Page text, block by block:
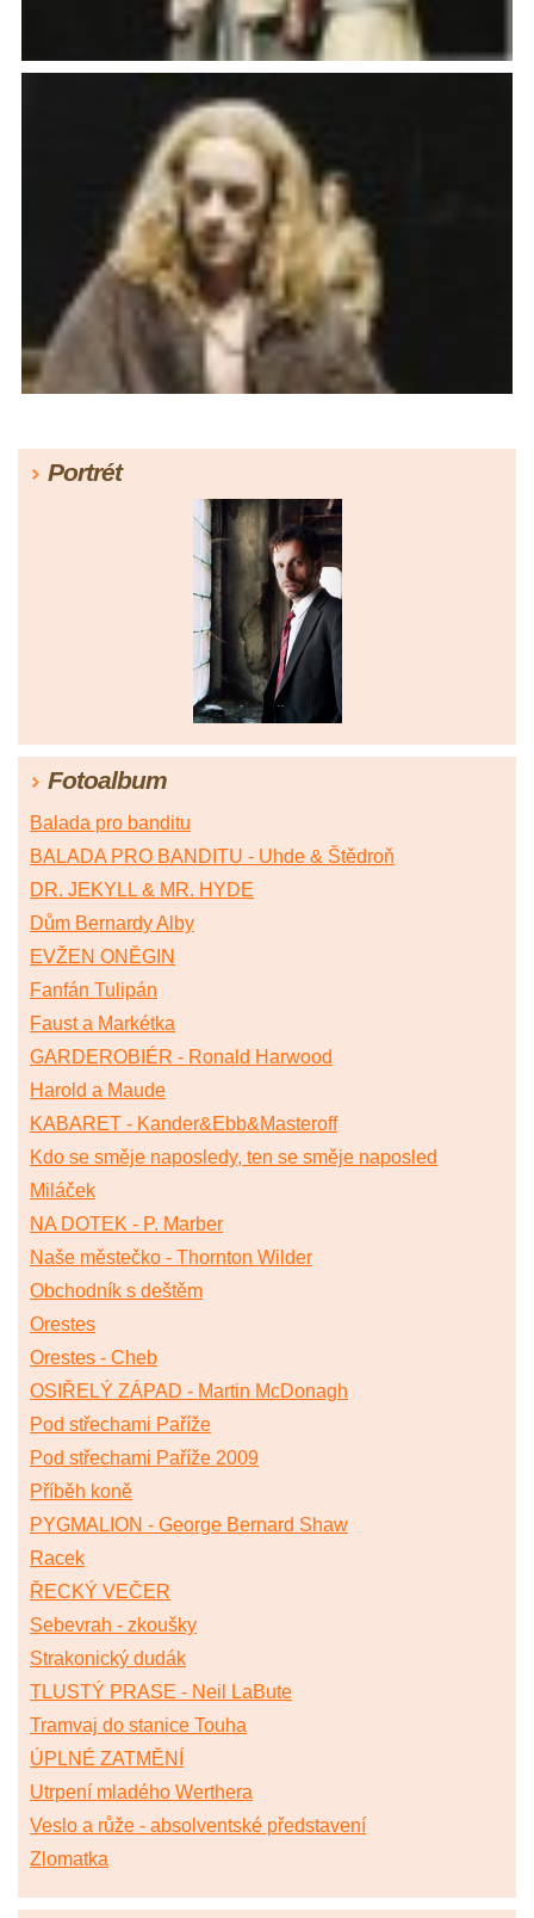
Portrét
Fotoalbum
Balada pro banditu
BALADA PRO BANDITU - Uhde & Štědroň
DR. JEKYLL & MR. HYDE
Dům Bernardy Alby
EVŽEN ONĚGIN
Fanfán Tulipán
Faust a Markétka
GARDEROBIÉR - Ronald Harwood
Harold a Maude
KABARET - Kander&Ebb&Masteroff
Kdo se směje naposledy, ten se směje naposled
Miláček
NA DOTEK - P. Marber
Naše městečko - Thornton Wilder
Obchodník s deštěm
Orestes
Orestes - Cheb
OSIŘELÝ ZÁPAD - Martin McDonagh
Pod střechami Paříže
Pod střechami Paříže 2009
Příběh koně
PYGMALION - George Bernard Shaw
Racek
ŘECKÝ VEČER
Sebevrah - zkoušky
Strakonický dudák
TLUSTÝ PRASE - Neil LaBute
Tramvaj do stanice Touha
ÚPLNÉ ZATMĚNÍ
Utrpení mladého Werthera
Veslo a růže - absolventské představení
Zlomatka